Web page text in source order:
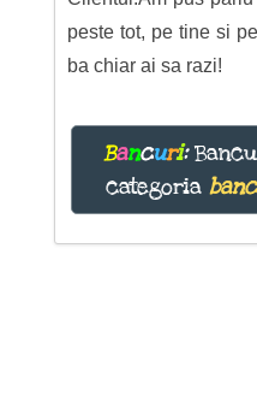
peste tot, pe tine si
ba chiar ai sa razi!
Bancuri:
categoria